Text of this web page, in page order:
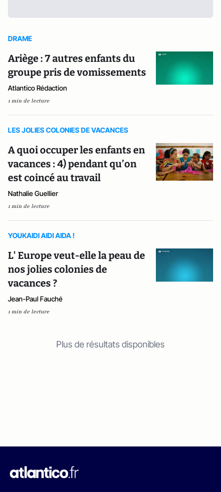
DRAME
Ariège : 7 autres enfants du
groupe pris de vomissements
Atlantico Rédaction
1 min de lecture
LES JOLIES COLONIES DE VACANCES
A quoi occuper les enfants en
vacances : 4) pendant qu’on
est coincé au travail
Nathalie Guellier
1 min de lecture
YOUKAIDI AIDI AIDA !
L' Europe veut-elle la peau de
nos jolies colonies de
vacances ?
Jean-Paul Fauché
1 min de lecture
Plus de résultats disponibles